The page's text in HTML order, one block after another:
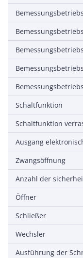
Schaltfunktion
Schaltfunktion
Ausgang
Zwangsöffnung
Öffner
Schließer
Wechsler